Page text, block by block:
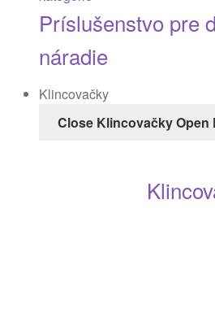
Príslušenstvo pre
náradie
Klincovačky
Close KlincovačkyOpen